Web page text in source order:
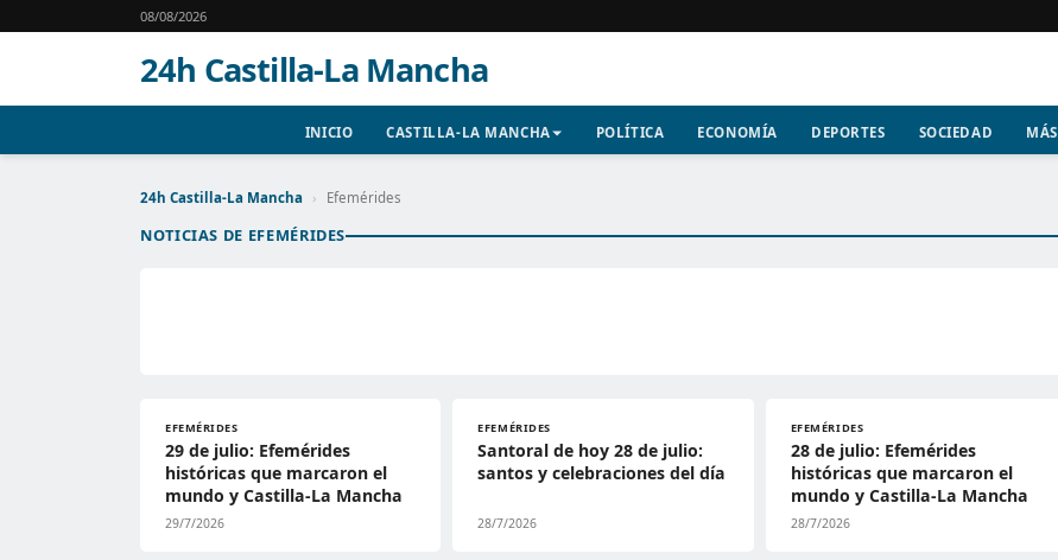
08/08/2026
24h Castilla-La Mancha
INICIO CASTILLA-LA MANCHA POLÍTICA ECONOMÍA DEPORTES SOCIEDAD MÁS
24h Castilla-La Mancha › Efemérides
NOTICIAS DE EFEMÉRIDES
EFEMÉRIDES
29 de julio: Efemérides
históricas que marcaron el
mundo y Castilla-La Mancha
29/7/2026
EFEMÉRIDES
Santoral de hoy 28 de julio:
santos y celebraciones del día
28/7/2026
EFEMÉRIDES
28 de julio: Efemérides
históricas que marcaron el
mundo y Castilla-La Mancha
28/7/2026